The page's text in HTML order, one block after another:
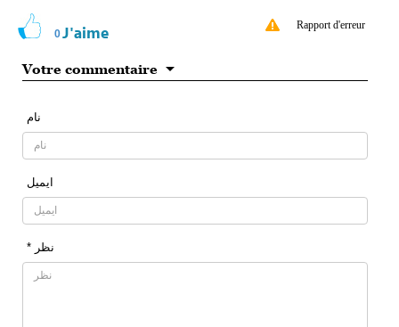
0J'aime Rapport d'erreur
Votre commentaire
نام
ایمیل
* نظر